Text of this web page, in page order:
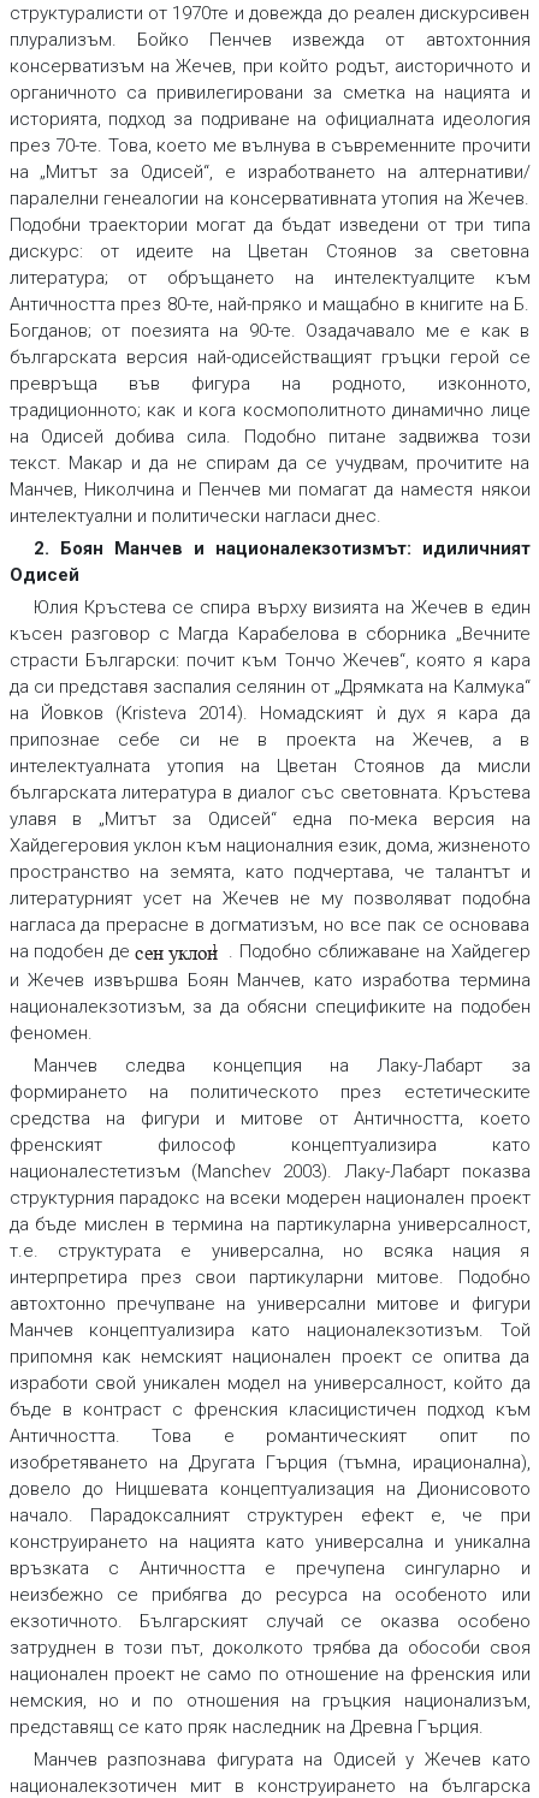
структуралисти от 1970те и довежда до реален дискурсивен
плурализъм. Бойко Пенчев извежда от автохтонния
консерватизъм на Жечев, при който родът, аисторичното и
органичното са привилегировани за сметка на нацията и
историята, подход за подриване на официалната идеология
през 70-те. Това, което ме вълнува в съвременните прочити
на „Митът за Одисей“, е изработването на алтернативи/
паралелни генеалогии на консервативната утопия на Жечев.
Подобни траектории могат да бъдат изведени от три типа
дискурс: от идеите на Цветан Стоянов за световна
литература; от обръщането на интелектуалците към
Античността през 80-те, най-пряко и мащабно в книгите на Б.
Богданов; от поезията на 90-те. Озадачавало ме е как в
българската версия най-одисействащият гръцки герой се
превръща във фигура на родното, изконното,
традиционното; как и кога космополитното динамично лице
на Одисей добива сила. Подобно питане задвижва този
текст. Макар и да не спирам да се учудвам, прочитите на
Манчев, Николчина и Пенчев ми помагат да наместя някои
интелектуални и политически нагласи днес.
2. Боян Манчев и националекзотизмът: идиличният
Одисей
Юлия Кръстева се спира върху визията на Жечев в един
късен разговор с Магда Карабелова в сборника „Вечните
страсти Български: почит към Тончо Жечев“, която я кара
да си представя заспалия селянин от „Дрямката на Калмука“
на Йовков (Kristeva 2014). Номадският ѝ дух я кара да
припознае себе си не в проекта на Жечев, а в
интелектуалната утопия на Цветан Стоянов да мисли
българската литература в диалог със световната. Кръстева
улавя в „Митът за Одисей“ една по-мека версия на
Хайдегеровия уклон към националния език, дома, жизненото
пространство на земята, като подчертава, че талантът и
литературният усет на Жечев не му позволяват подобна
нагласа да прерасне в догматизъм, но все пак се основава
на подобен де сен уклон1
. Подобно сближаване на Хайдегер
и Жечев извършва Боян Манчев, като изработва термина
националекзотизъм, за да обясни спецификите на подобен
феномен.
Манчев следва концепция на Лаку-Лабарт за
формирането на политическото през естетическите
средства на фигури и митове от Античността, което
френският философ концептуализира като
националестетизъм (Manchev 2003). Лаку-Лабарт показва
структурния парадокс на всеки модерен национален проект
да бъде мислен в термина на партикуларна универсалност,
т.е. структурата е универсална, но всяка нация я
интерпретира през свои партикуларни митове. Подобно
автохтонно пречупване на универсални митове и фигури
Манчев концептуализира като националекзотизъм. Той
припомня как немският национален проект се опитва да
изработи свой уникален модел на универсалност, който да
бъде в контраст с френския класицистичен подход към
Античността. Това е романтическият опит по
изобретяването на Другата Гърция (тъмна, ирационална),
довело до Ницшевата концептуализация на Дионисовото
начало. Парадоксалният структурен ефект е, че при
конструирането на нацията като универсална и уникална
връзката с Античността е пречупена сингуларно и
неизбежно се прибягва до ресурса на особеното или
екзотичното. Българският случай се оказва особено
затруднен в този път, доколкото трябва да обособи своя
национален проект не само по отношение на френския или
немския, но и по отношения на гръцкия национализъм,
представящ се като пряк наследник на Древна Гърция.
Манчев разпознава фигурата на Одисей у Жечев като
националекзотичен мит в конструирането на българска